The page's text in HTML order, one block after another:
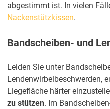
abgestimmt ist. In vielen
Nackenstützkissen.
Bandscheiben- und
Leiden Sie unter
Lendenwirbelbeschwerden,
Liegefläche härter
zu stützen. Im